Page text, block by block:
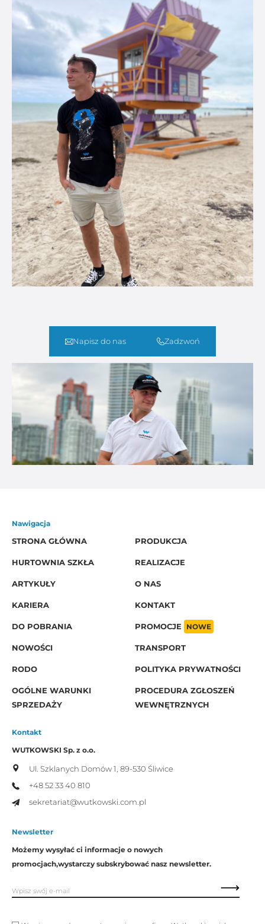
Napisz do nas Zadzwoń
Nawigacja
STRONA GŁÓWNA
PRODUKCJA
HURTOWNIA SZKŁA REALIZACJE
ARTYKUŁY O NAS
KARIERA KONTAKT
DO POBRANIA PROMOCJE NOWE
NOWOŚCI TRANSPORT
RODO POLITYKA PRYWATNOŚCI
OGÓLNE WARUNKI
SPRZEDAŻY
PROCEDURA ZGŁOSZEŃ
WEWNĘTRZNYCH
Kontakt
WUTKOWSKI Sp. z o.o.
Ul. Szklanych Domów 1, 89-530 Śliwice
+48 52 33 40 810
sekretariat@wutkowski.com.pl
Newsletter
Możemy wysyłać ci informacje o nowych
promocjach,wystarczy subskrybować nasz newsletter.